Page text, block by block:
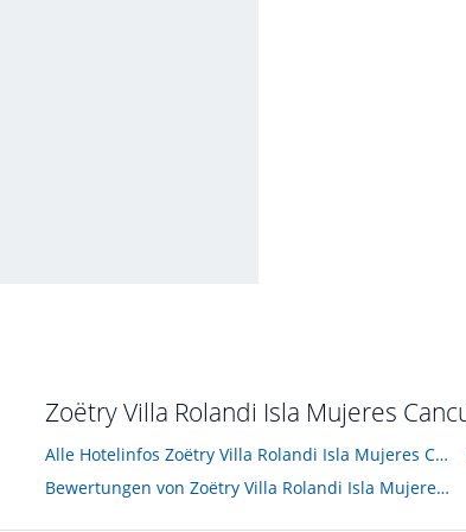
Zoëtry Villa Rolandi Isla Mujeres
Alle Hotelinfos Zoëtry Villa Rolandi Isla Mujeres Cancun
Bewertungen von Zoëtry Villa Rolandi Isla Mujeres Cancun